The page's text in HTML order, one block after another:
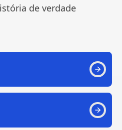
de verdade